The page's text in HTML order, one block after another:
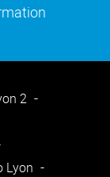
une
2
Lyon